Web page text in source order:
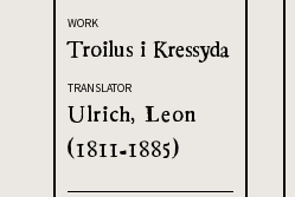
WORK
Troilus i Kressyda
TRANSLATOR
Ulrich, Leon
(1811-1885)